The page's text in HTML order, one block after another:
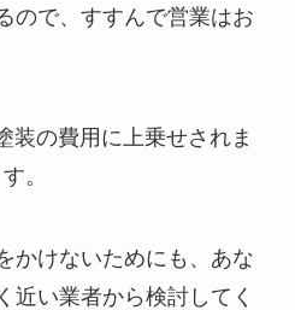
ので、すすんで営業はお
装の費用に上乗せされま
す。
かけないためにも、あな
近い業者から検討してく